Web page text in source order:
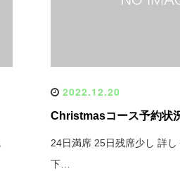
2022.12.20
Christmasコース予約状
24日満席 25日残席少し 詳
下…